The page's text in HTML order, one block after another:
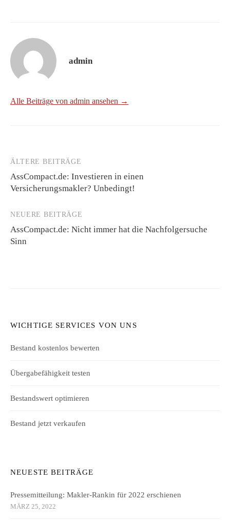
admin
Alle Beiträge von admin ansehen →
Beitragsnavigation
ÄLTERE BEITRÄGE
AssCompact.de: Investieren in einen
Versicherungsmakler? Unbedingt!
NEUERE BEITRÄGE
AssCompact.de: Nicht immer hat die Nachfolgersuche
Sinn
WICHTIGE SERVICES VON UNS
Bestand kostenlos bewerten
Übergabefähigkeit testen
Bestandswert optimieren
Bestand jetzt verkaufen
NEUESTE BEITRÄGE
Pressemitteilung: Makler-Rankin für 2022 erschienen
MÄRZ 25, 2022